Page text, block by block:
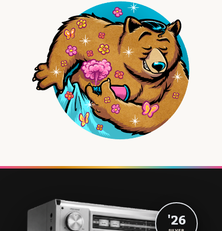
'26